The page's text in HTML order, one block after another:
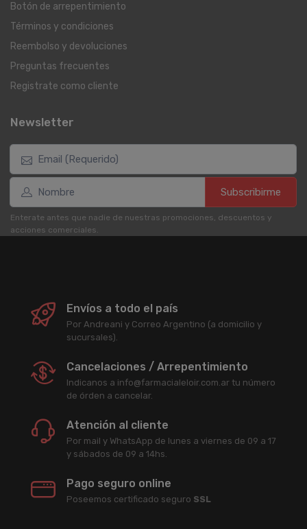
Botón de arrepentimiento
Términos y condiciones
Reembolso y devoluciones
Preguntas frecuentes
Registrate como cliente
Newsletter
Subscribirme
Enterate antes que nadie de nuestras promociones, descuentos y
acciones comerciales.
Envíos a todo el país
Por Andreani y Correo Argentino (a domicilio y
sucursales).
Cancelaciones / Arrepentimiento
Indicanos a info@farmacialeloir.com.ar tu número
de órden a cancelar.
Atención al cliente
Por mail y WhatsApp de lunes a viernes de 09 a 17
y sábados de 09 a 14hs.
Pago seguro online
Poseemos certificado seguro SSL